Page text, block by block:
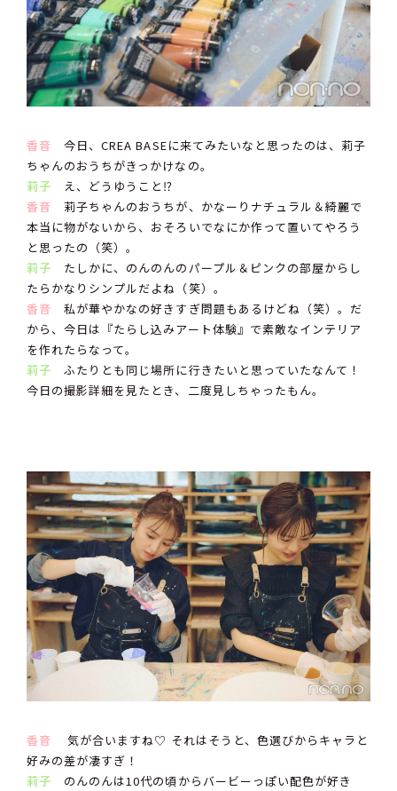
香音 今日、CREA BASEに来てみたいなと思ったのは、莉子
ちゃんのおうちがきっかけなの。
莉子 え、どうゆうこと⁉︎
香音 莉子ちゃんのおうちが、かなーりナチュラル＆綺麗で
本当に物がないから、おそろいでなにか作って置いてやろう
と思ったの（笑）。
莉子 たしかに、のんのんのパープル＆ピンクの部屋からし
たらかなりシンプルだよね（笑）。
香音 私が華やかなの好きすぎ問題もあるけどね（笑）。だ
から、今日は『たらし込みアート体験』で素敵なインテリア
を作れたらなって。
莉子 ふたりとも同じ場所に行きたいと思っていたなんて！
今日の撮影詳細を見たとき、二度見しちゃったもん。
香音
気が合いますね♡ それはそうと、色選びからキャラと
好みの差が凄すぎ！
莉子 のんのんは10代の頃からバービーっぽい配色が好き